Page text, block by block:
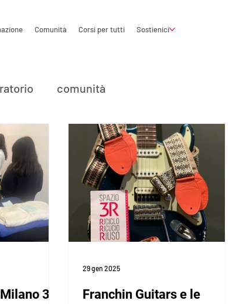
Comunità Corsi per tutti Sostienici
comunità
34
Franchin Guitars e le
29 gen 2025